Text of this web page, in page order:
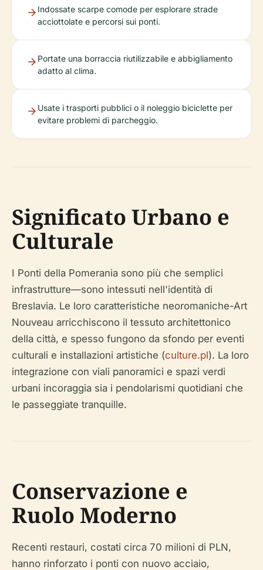
Indossate scarpe comode per esplorare strade
acciottolate e percorsi sui ponti.
Portate una borraccia riutilizzabile e abbigliamento
adatto al clima.
Usate i trasporti pubblici o il noleggio biciclette per
evitare problemi di parcheggio.
Significato Urbano e
Culturale
I Ponti della Pomerania sono più che semplici
infrastrutture—sono intessuti nell'identità di
Breslavia. Le loro caratteristiche neoromaniche-Art
Nouveau arricchiscono il tessuto architettonico
della città, e spesso fungono da sfondo per eventi
culturali e installazioni artistiche (culture.pl). La loro
integrazione con viali panoramici e spazi verdi
urbani incoraggia sia i pendolarismi quotidiani che
le passeggiate tranquille.
Conservazione e
Ruolo Moderno
Recenti restauri, costati circa 70 milioni di PLN,
hanno rinforzato i ponti con nuovo acciaio,